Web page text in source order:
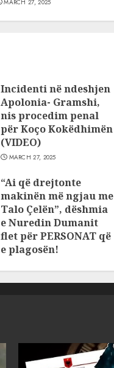
MARCH 27, 2025
Incidenti në ndeshjen
Apolonia- Gramshi,
nis procedim penal
për Koço Kokëdhimën
(VIDEO)
MARCH 27, 2025
“Ai që drejtonte
makinën më ngjau me
Talo Çelën”, dëshmia
e Nuredin Dumanit
flet për PERSONAT që
e plagosën!